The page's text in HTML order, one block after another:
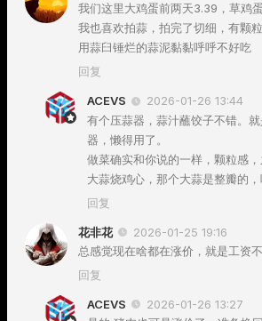
我们这里大鸡蛋前两天3.39，草鸡蛋
我也喜欢拍蒜，拍完了切细，有颗粒
用蒜臼锤烂的蒜泥黏黏呼呼不好吃
回复
ACEVS
2026-01-26 13:44
有个压蒜器，蒜汁蘸饺子不错。
器，懒得用了。
做菜确实和你说的一样，颗粒感
大蒜烧鸡心，那个大蒜是整瓣的，
回复
花非花
2026-01-25 19:16
总感觉现在啥都在涨价，就是工资
回复
ACEVS
2026-01-26 13:27